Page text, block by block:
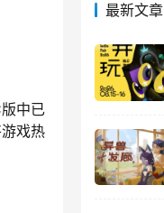
中已
戏热
最新文章